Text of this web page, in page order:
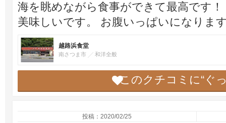
海を眺めながら食事ができて最高です
美味しいです。 お腹いっぱいになりま
越路浜食堂
南さつま市 和洋全般
このクチコミに“ぐ
投稿：2020/02/25